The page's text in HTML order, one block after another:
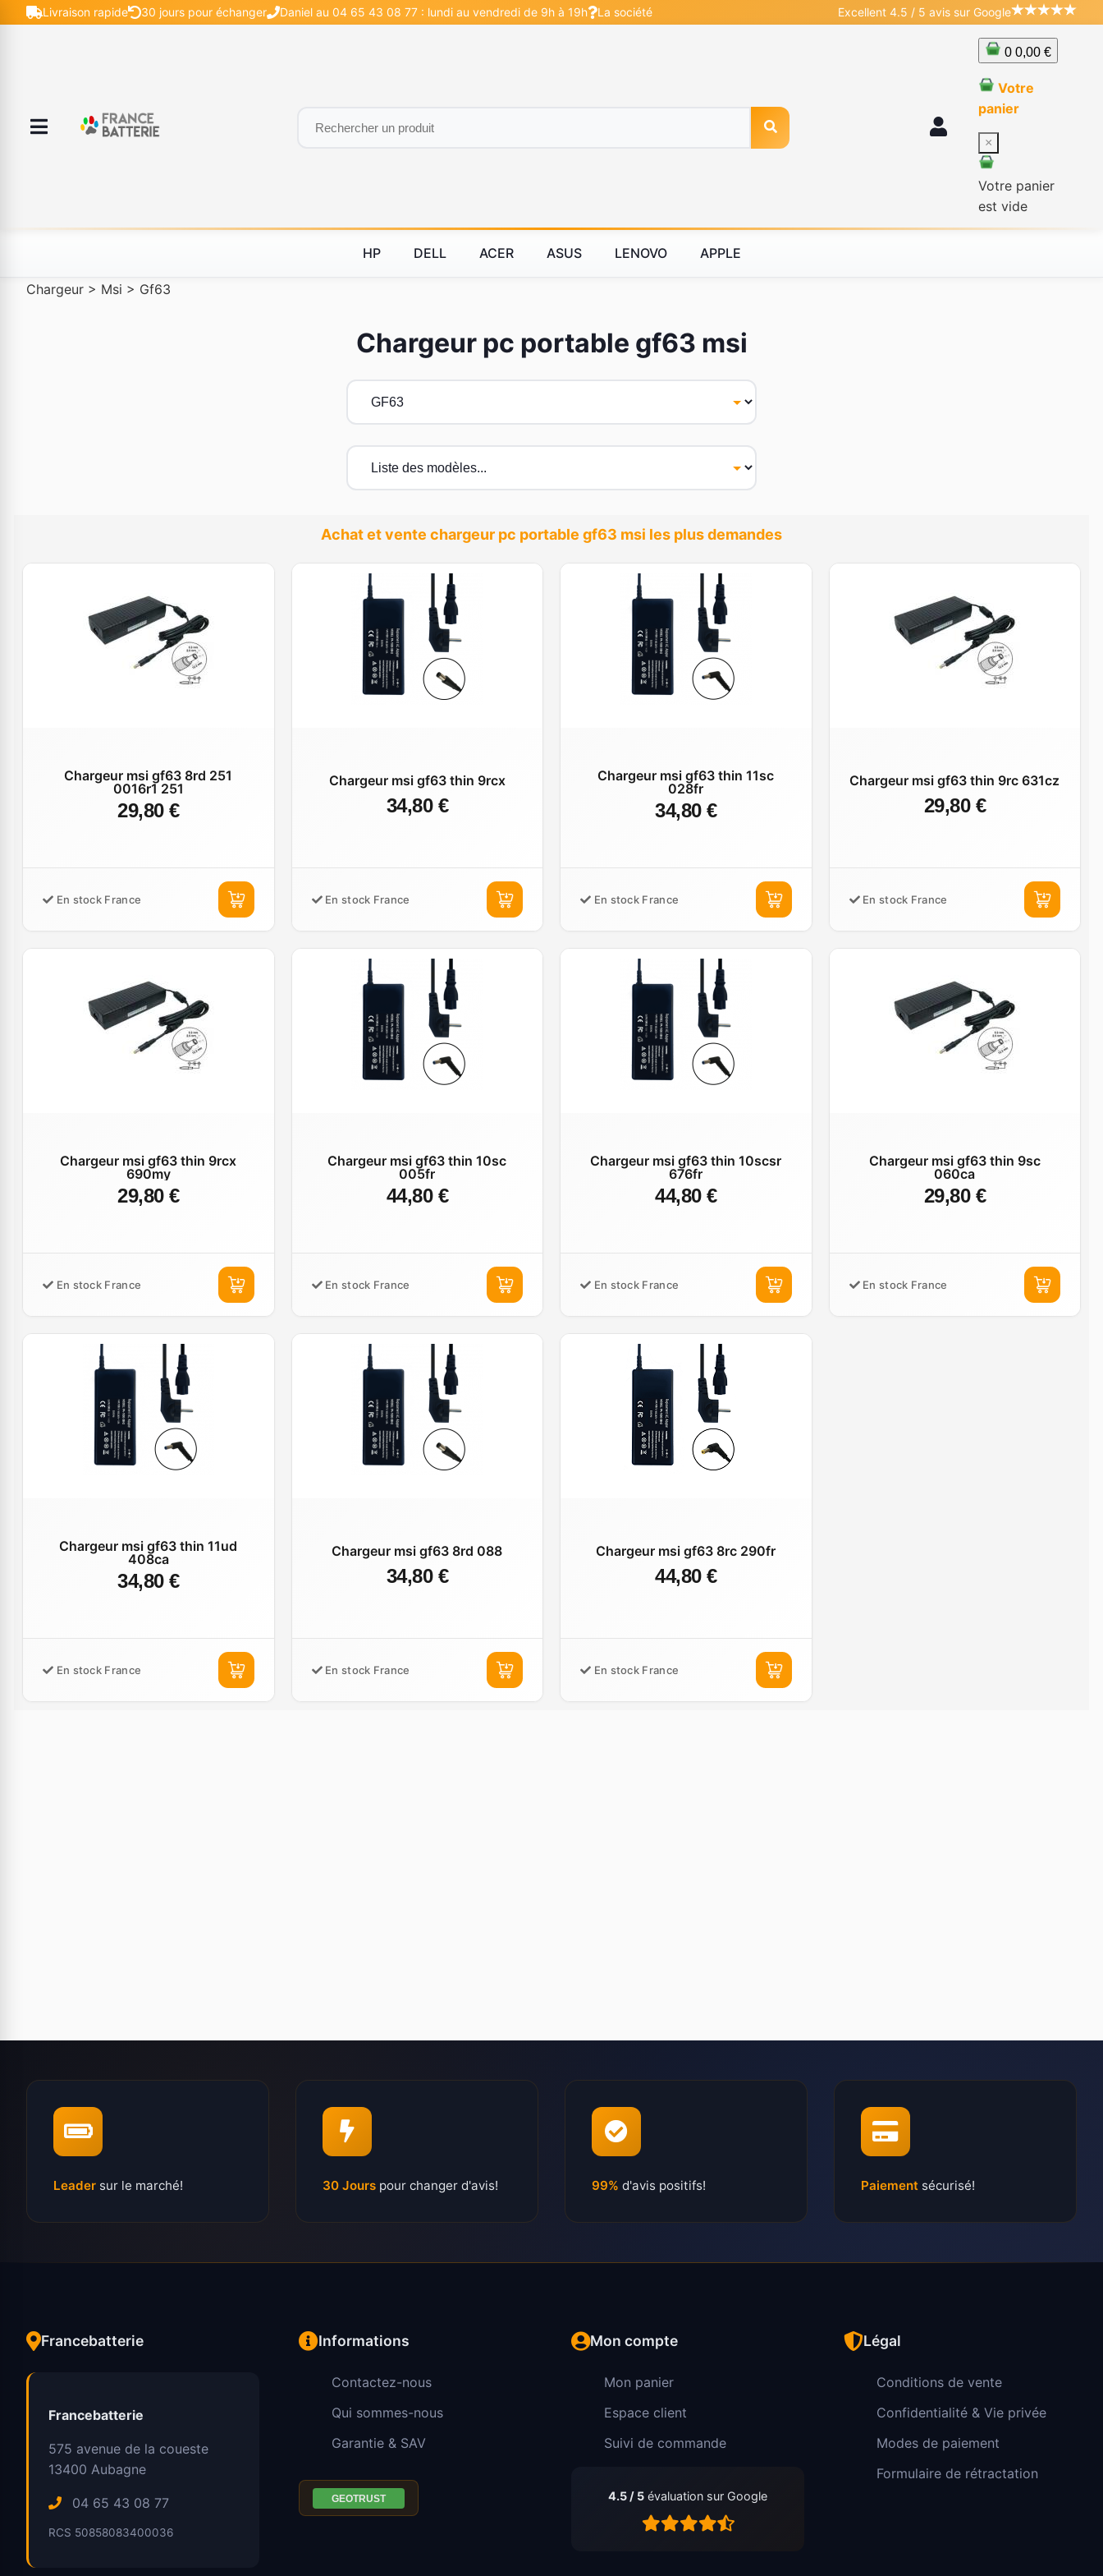
Livraison rapide 30 jours pour échanger Daniel au 04 65 43 08 77 : lundi au vendredi de 9h à 19h La société Excellent 4.5 / 5 avis sur Google
0 0,00 €
Votre
panier
×
Votre panier
est vide
HP DELL ACER ASUS LENOVO APPLE
Chargeur > Msi > Gf63
Chargeur pc portable gf63 msi
Achat et vente chargeur pc portable gf63 msi les plus demandes
Chargeur msi gf63 8rd 251
0016r1 251
29,80 €
En stock France
Chargeur msi gf63 thin 9rcx
34,80 €
En stock France
Chargeur msi gf63 thin 11sc
028fr
34,80 €
En stock France
Chargeur msi gf63 thin 9rc 631cz
29,80 €
En stock France
Chargeur msi gf63 thin 9rcx
690my
29,80 €
En stock France
Chargeur msi gf63 thin 10sc
005fr
44,80 €
En stock France
Chargeur msi gf63 thin 10scsr
676fr
44,80 €
En stock France
Chargeur msi gf63 thin 9sc
060ca
29,80 €
En stock France
Chargeur msi gf63 thin 11ud
408ca
34,80 €
En stock France
Chargeur msi gf63 8rd 088
34,80 €
En stock France
Chargeur msi gf63 8rc 290fr
44,80 €
En stock France
Leader sur le marché! 30 Jours pour changer d'avis! 99% d'avis positifs! Paiement sécurisé!
Francebatterie
Francebatterie
575 avenue de la coueste
13400 Aubagne
04 65 43 08 77
RCS 50858083400036
Informations
Contactez-nous
Qui sommes-nous
Garantie & SAV
Mon compte
Mon panier
Espace client
Suivi de commande
4.5 / 5 évaluation sur Google
Légal
Conditions de vente
Confidentialité & Vie privée
Modes de paiement
Formulaire de rétractation